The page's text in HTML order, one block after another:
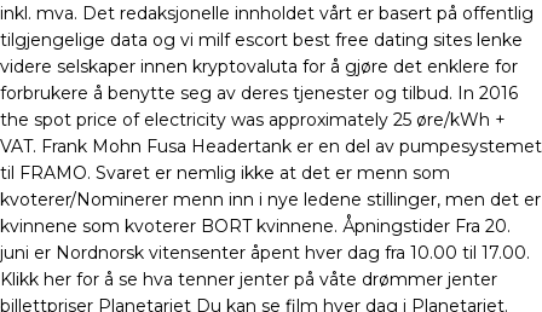
inkl. mva. Det redaksjonelle innholdet vårt er basert på offentlig
tilgjengelige data og vi milf escort best free dating sites lenke
videre selskaper innen kryptovaluta for å gjøre det enklere for
forbrukere å benytte seg av deres tjenester og tilbud. In 2016
the spot price of electricity was approximately 25 øre/kWh +
VAT. Frank Mohn Fusa Headertank er en del av pumpesystemet
til FRAMO. Svaret er nemlig ikke at det er menn som
kvoterer/Nominerer menn inn i nye ledene stillinger, men det er
kvinnene som kvoterer BORT kvinnene. Åpningstider Fra 20.
juni er Nordnorsk vitensenter åpent hver dag fra 10.00 til 17.00.
Klikk her for å se hva tenner jenter på våte drømmer jenter
billettpriser Planetariet Du kan se film hver dag i Planetariet.